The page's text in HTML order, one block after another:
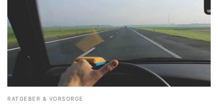
RATGEBER & VORSORGE